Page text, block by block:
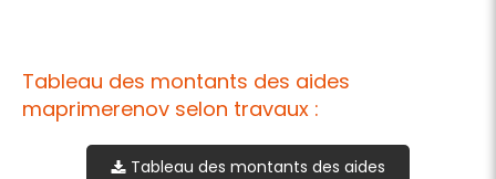
Tableau des montants des aides
maprimerenov selon travaux :
Tableau des montants des aides